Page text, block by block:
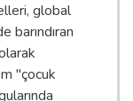
global
barındıran
"çocuk